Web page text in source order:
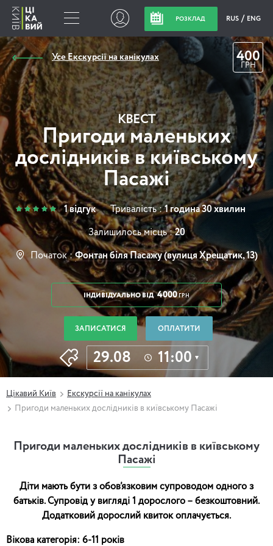
РОЗКЛАД RUS ENG
Усе Екскурсії на канікулах 400
ГРН
КВЕСТ
Пригоди маленьких
дослідників в київському
Пасажі
1 відгук Тривалість :1 година 30 хвилин
Залишилось місць :20
Початок :Фонтан біля Пасажу (вулиця Хрещатик, 13)
ІНДИВІДУАЛЬНОВІД 4000 ГРН
29.08 11:00
ЗАПИСАТИСЯ ОПЛАТИТИ
Цікавий Київ
Екскурсії на канікулах
Пригоди маленьких дослідників в київському Пасажі
Пригоди маленьких дослідників в київському
Пасажі
Діти мають бути з обов’язковим супроводом одного з
батьків. Супровід у вигляді 1 дорослого – безкоштовний.
Додатковий дорослий квиток оплачується.
Вікова категорія: 6-11 років